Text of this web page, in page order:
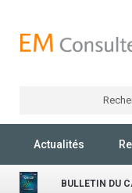
Actualités
BULLETIN DU